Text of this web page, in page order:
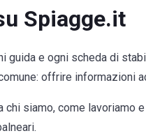
Spiagge.it
guida e ogni scheda di
offrire informazioni
chi siamo, come